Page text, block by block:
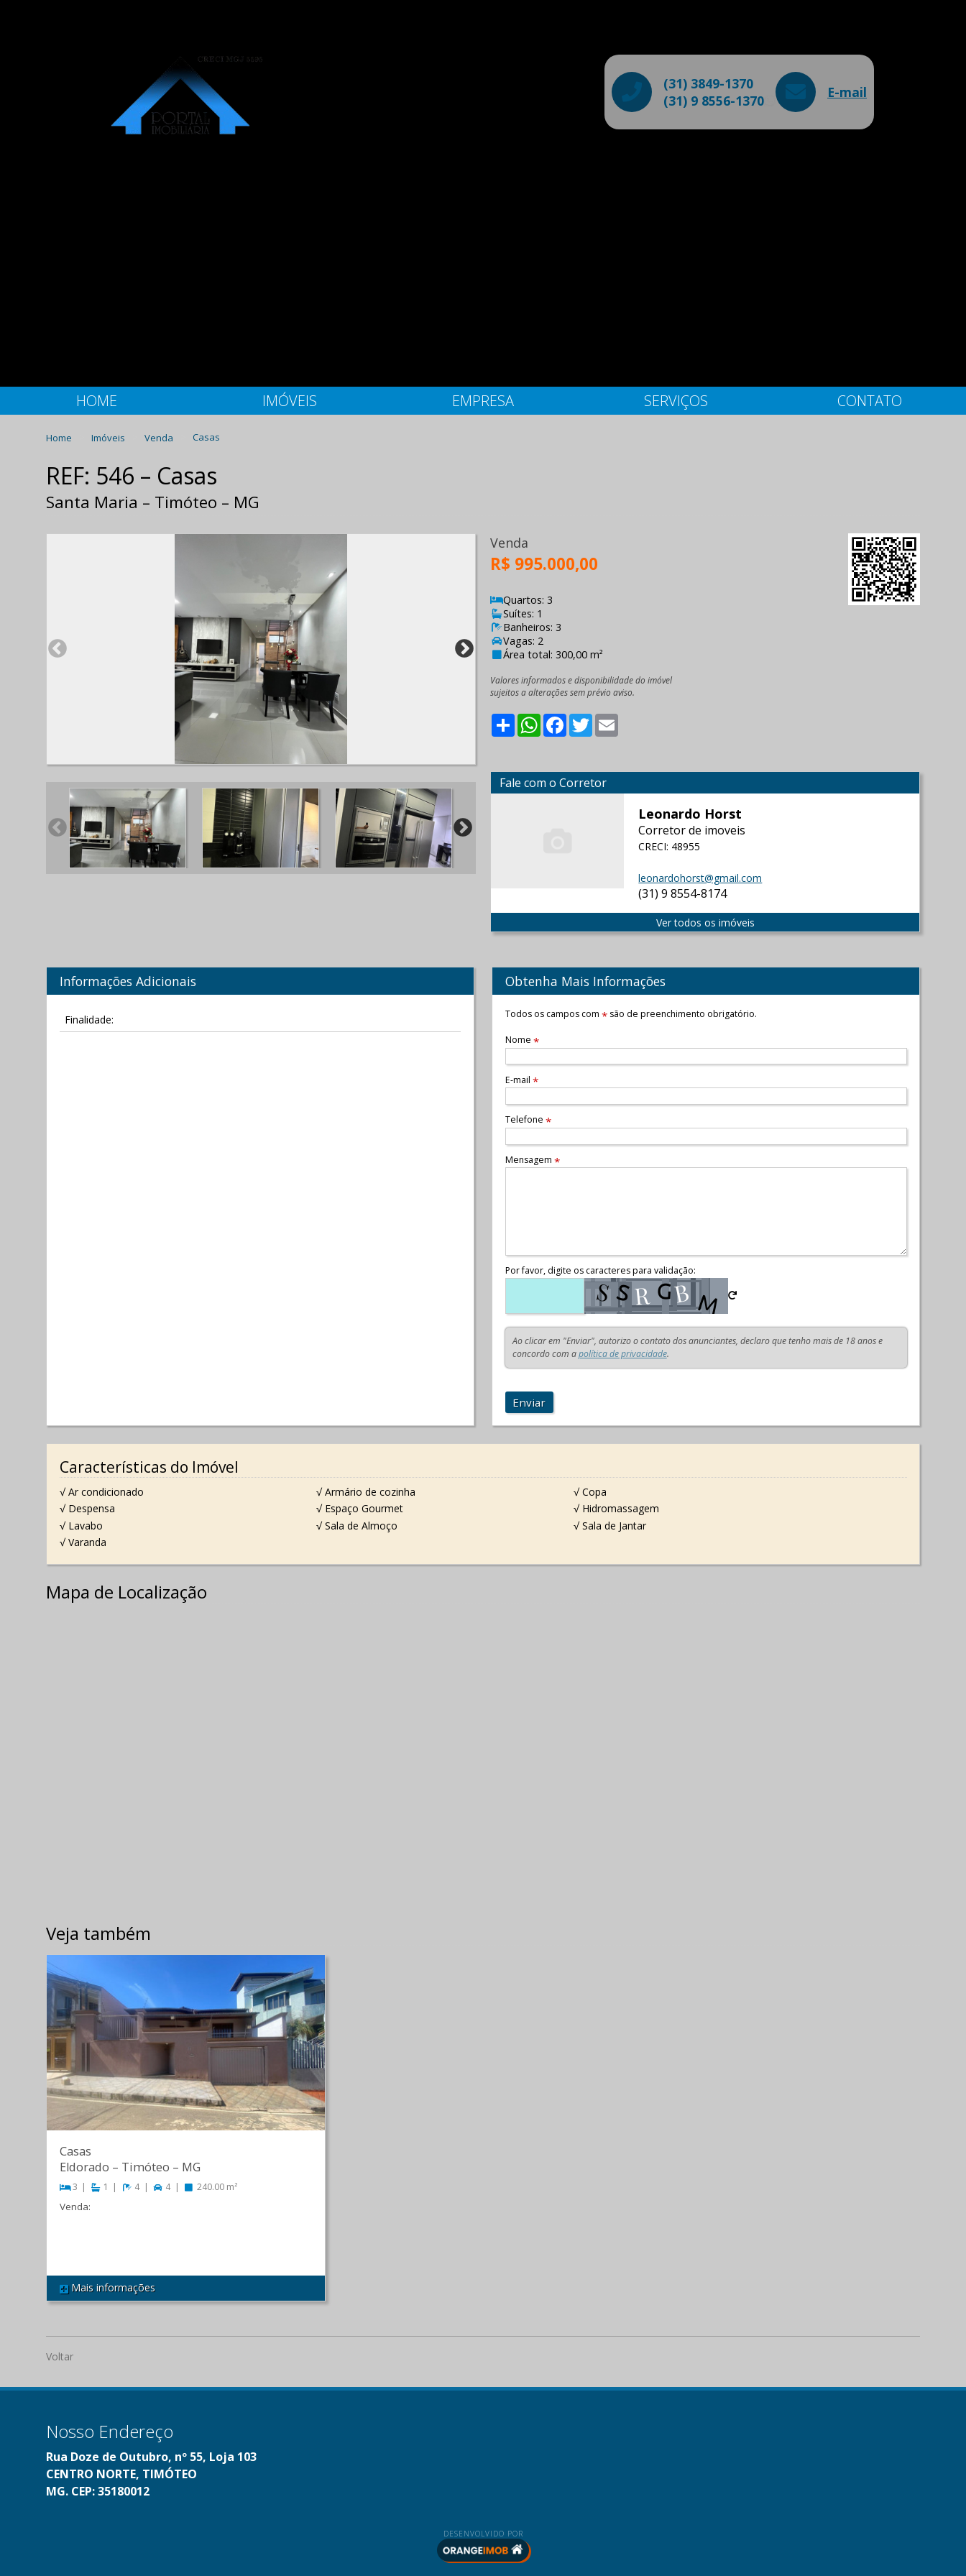
(31) 3849-1370
(31) 9 8556-1370
WhatsApp
E-mail
HOME IMÓVEIS EMPRESA SERVIÇOS CONTATO
Home Imóveis Venda Casas
REF: 546 – Casas
Santa Maria – Timóteo – MG
Venda
R$ 995.000,00
Quartos: 3
Suítes: 1
Banheiros: 3
Vagas: 2
Área total: 300,00 m²
Valores informados e disponibilidade do imóvel
sujeitos a alterações sem prévio aviso.
ShareWhatsApp
Facebook
Twitter
Fale com o Corretor
Leonardo Horst
Corretor de imoveis
CRECI: 48955
leonardohorst@gmail.com
(31) 9 8554-8174
Ver todos os imóveis
Informações Adicionais
Finalidade:
Obtenha Mais Informações
Todos os campos com *são de preenchimento obrigatório.
Nome *
E-mail *
Telefone *
Mensagem *
Por favor, digite os caracteres para validação:
Ao clicar em "Enviar", autorizo o contato dos anunciantes, declaro que tenho mais de 18 anos e
concordo com apolítica de privacidade.
Enviar
Características do Imóvel
√ Ar condicionado √ Armário de cozinha
√ Copa
√ Despensa
√ Espaço Gourmet
√ Hidromassagem
√ Lavabo
√ Sala de Almoço
√ Sala de Jantar
√ Varanda
Mapa de Localização
Veja também
REF 534
Casas
Eldorado – Timóteo – MG
3 1 4 4 240.00 m²
Venda:
Mais informações
Voltar
Nosso Endereço
Rua Doze de Outubro, nº 55, Loja 103
CENTRO NORTE, TIMÓTEO
MG. CEP: 35180012
DESENVOLVIDO POR